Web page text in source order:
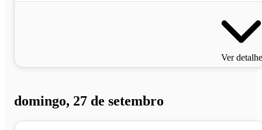
Ver
domingo, 27 de setembro